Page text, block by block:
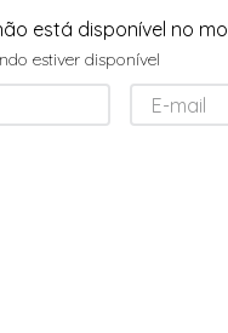
está disponível no
estiver disponível